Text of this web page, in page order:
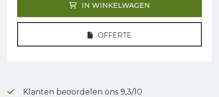
IN WINKELWAGEN
OFFERTE
Klanten beoordelen ons 9,3/10